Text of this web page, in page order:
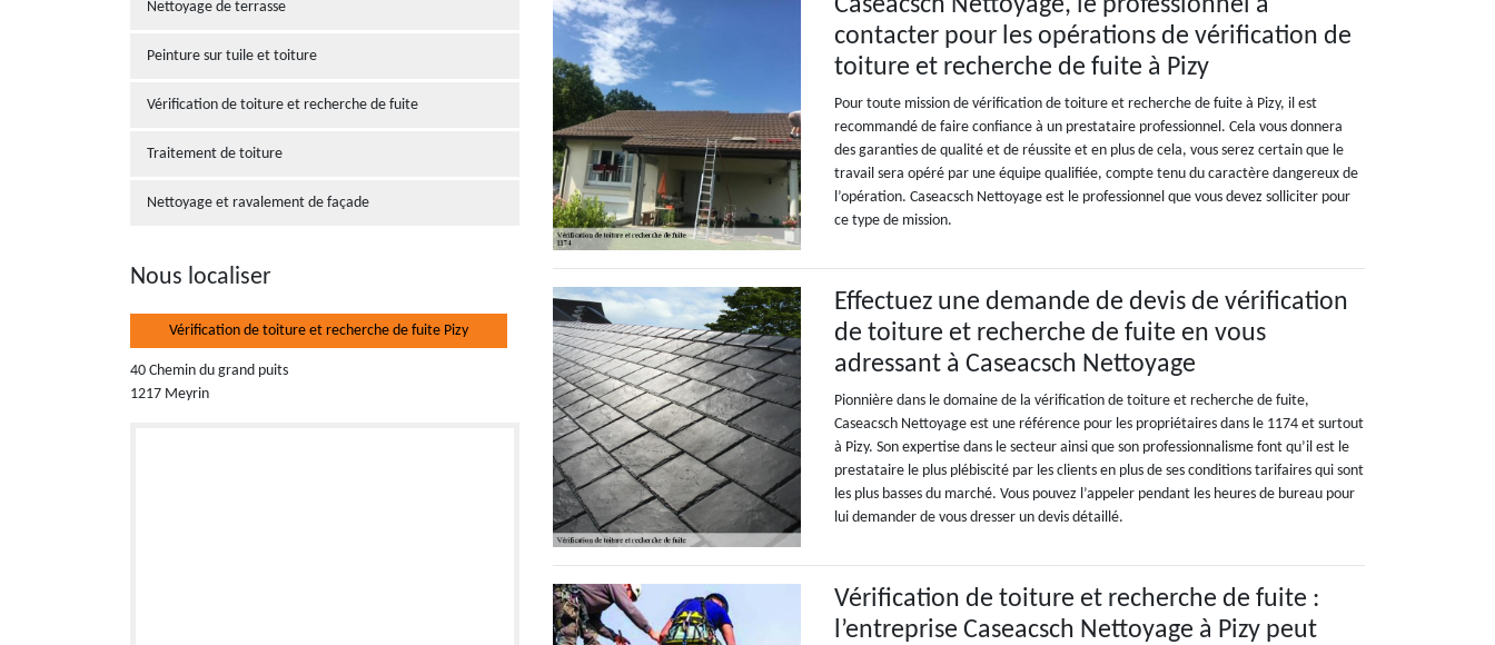
Nettoyage de terrasse
Peinture sur tuile et toiture
Vérification de toiture et recherche de fuite
Traitement de toiture
Nettoyage et ravalement de façade
Nous localiser
Vérification de toiture et recherche de fuite Pizy
40 Chemin du grand puits
1217 Meyrin
Caseacsch Nettoyage, le professionnel à
contacter pour les opérations de vérification de
toiture et recherche de fuite à Pizy
Pour toute mission de vérification de toiture et recherche de fuite à Pizy, il est
recommandé de faire confiance à un prestataire professionnel. Cela vous donnera
des garanties de qualité et de réussite et en plus de cela, vous serez certain que le
travail sera opéré par une équipe qualifiée, compte tenu du caractère dangereux de
l’opération. Caseacsch Nettoyage est le professionnel que vous devez solliciter pour
ce type de mission.
Effectuez une demande de devis de vérification
de toiture et recherche de fuite en vous
adressant à Caseacsch Nettoyage
Pionnière dans le domaine de la vérification de toiture et recherche de fuite,
Caseacsch Nettoyage est une référence pour les propriétaires dans le 1174 et surtout
à Pizy. Son expertise dans le secteur ainsi que son professionnalisme font qu’il est le
prestataire le plus plébiscité par les clients en plus de ses conditions tarifaires qui sont
les plus basses du marché. Vous pouvez l’appeler pendant les heures de bureau pour
lui demander de vous dresser un devis détaillé.
Vérification de toiture et recherche de fuite :
l’entreprise Caseacsch Nettoyage à Pizy peut